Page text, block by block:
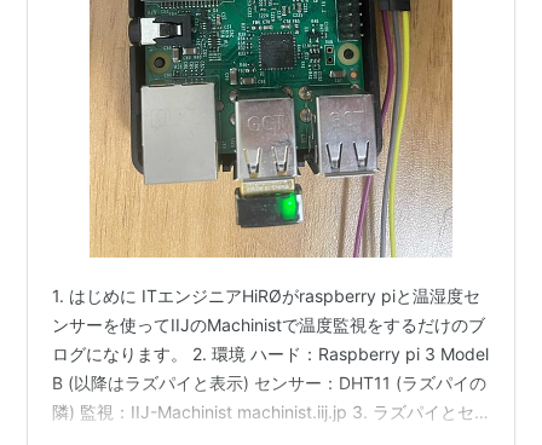
1. はじめに ITエンジニアHiRØがraspberry piと温湿度セ
ンサーを使ってIIJのMachinistで温度監視をするだけのブ
ログになります。 2. 環境 ハード：Raspberry pi 3 Model
B (以降はラズパイと表示) センサー：DHT11 (ラズパイの
隣) 監視：IIJ-Machinist machinist.iij.jp 3. ラズパイとセ